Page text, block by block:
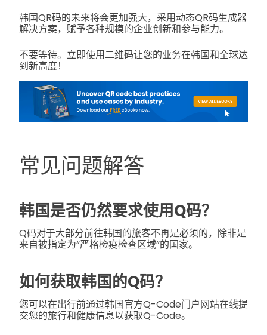
韩国QR码的未来将会更加强大，采用动态QR码生成器
解决方案，赋予各种规模的企业创新和参与能力。
不要等待。立即使用二维码让您的业务在韩国和全球达
到新高度！
常见问题解答
韩国是否仍然要求使用Q码？
Q码对于大部分前往韩国的旅客不再是必须的，除非是
来自被指定为“严格检疫检查区域”的国家。
如何获取韩国的Q码？
您可以在出行前通过韩国官方Q-Code门户网站在线提
交您的旅行和健康信息以获取Q-Code。